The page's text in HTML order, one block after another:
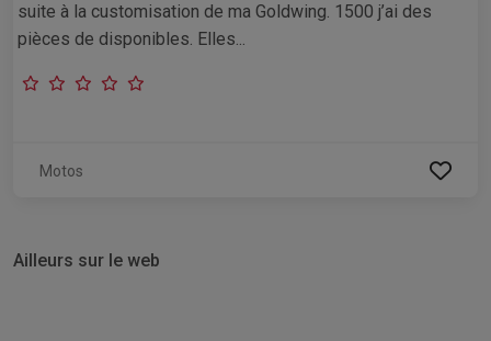
suite à la customisation de ma Goldwing. 1500 j’ai des
pièces de disponibles. Elles...
Motos
Ailleurs sur le web